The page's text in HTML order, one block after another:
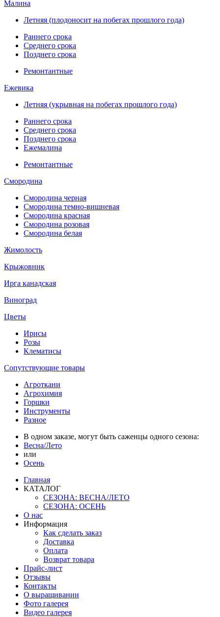
Малина
Летняя (плодоносит на побегах прошлого года)
Раннего срока
Среднего срока
Позднего срока
Ремонтантные
Ежевика
Летняя (укрывная на побегах прошлого года)
Раннего срока
Среднего срока
Позднего срока
Ежемалина
Ремонтантные
Смородина
Смородина черная
Смородина темно-вишневая
Смородина красная
Смородина розовая
Смородина белая
Жимолость
Крыжовник
Ирга канадская
Виноград
Цветы
Ирисы
Розы
Клематисы
Сопутствующие товары
Агроткани
Агрохимия
Горшки
Инструменты
Разное
В одном заказе, могут быть саженцы одного сезона:
Весна/Лето
или
Осень
Главная
КАТАЛОГ
СЕЗОНА: ВЕСНА/ЛЕТО
СЕЗОНА: ОСЕНЬ
О нас
Информация
Как сделать заказ
Доставка
Оплата
Возврат товара
Прайс-лист
Отзывы
Контакты
О выращивании
Фото галерея
Видео галерея